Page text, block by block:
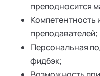
преподносится
Компетентность
преподавателей;
Персональная
фидбэк;